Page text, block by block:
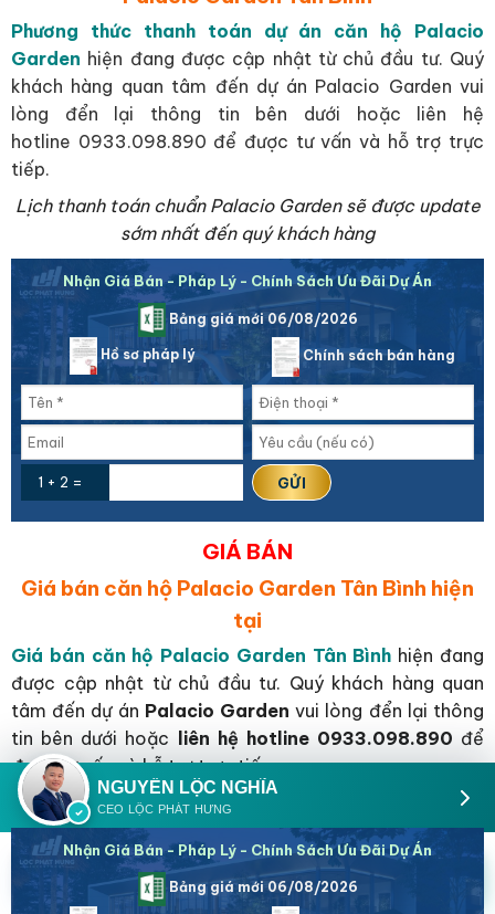
Phương thức thanh toán dự án căn hộ Palacio
Garden hiện đang được cập nhật từ chủ đầu tư. Quý
khách hàng quan tâm đến dự án Palacio Garden vui
lòng đển lại thông tin bên dưới hoặc liên hệ
hotline 0933.098.890 để được tư vấn và hỗ trợ trực
tiếp.
Lịch thanh toán chuẩn Palacio Garden sẽ được update
sớm nhất đến quý khách hàng
Nhận Giá Bán - Pháp Lý - Chính Sách Ưu Đãi Dự Án
Bảng giá mới 06/08/2026
Hồ sơ pháp lý Chính sách bán hàng
1 + 2 =
GIÁ BÁN
Giá bán căn hộ Palacio Garden Tân Bình hiện
tại
Giá bán căn hộ Palacio Garden Tân Bình hiện đang
được cập nhật từ chủ đầu tư. Quý khách hàng quan
tâm đến dự án Palacio Garden vui lòng đển lại thông
tin bên dưới hoặc liên hệ hotline 0933.098.890 để
được tư vấn và hỗ trợ trực tiếp.
HOTLINE:0933 098 890
Nhận Giá Bán - Pháp Lý - Chính Sách Ưu Đãi Dự Án
Bảng giá mới 06/08/2026
NGUYỄN LỘC NGHĨA
CEO LỘC PHÁT HƯNG
Báo giá 0933098890